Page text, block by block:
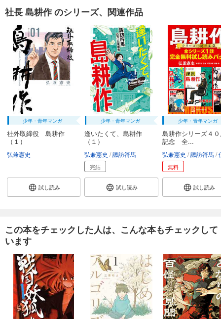
社長 島耕作 のシリーズ、関連作品
少年・青年マンガ
社外取締役 島耕作
（１）
弘兼憲史
試し読み
少年・青年マンガ
逢いたくて、島耕作
（１）
弘兼憲史 諏訪符馬
完結
試し読み
少年・青年マンガ
島耕作シリーズ４
記念 全...
弘兼憲史 諏訪符馬
無料
試し読み
この本をチェックした人は、こんな本もチェックして
います